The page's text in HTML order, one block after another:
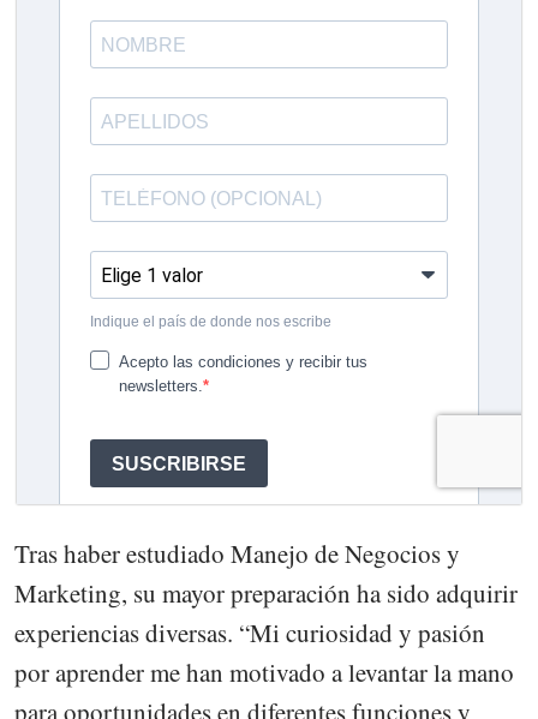
Tras haber estudiado Manejo de Negocios y
Marketing, su mayor preparación ha sido adquirir
experiencias diversas. “Mi curiosidad y pasión
por aprender me han motivado a levantar la mano
para oportunidades en diferentes funciones y